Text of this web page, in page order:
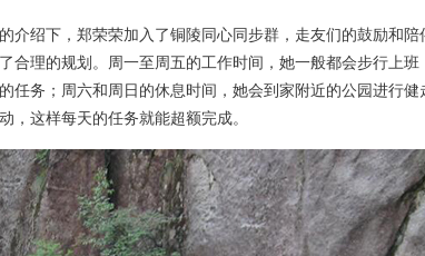
介绍下，郑荣荣加入了铜陵同心同步群，走友们的鼓励和陪
合理的规划。周一至周五的工作时间，她一般都会步行上
任务；周六和周日的休息时间，她会到家附近的公园进行健
，这样每天的任务就能超额完成。